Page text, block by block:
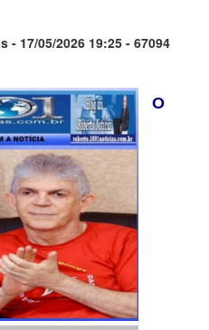
- 17/05/2026 19:25 - 67094
O